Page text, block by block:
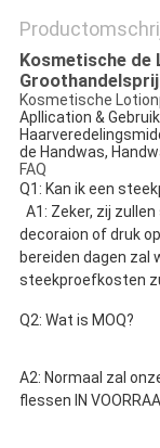
Kosmetische
Kosmetische
Apllication &
de Handwas,
FAQ
Q1: Kan ik een
A1: Zeker, zij
decoraion of druk
bereiden dagen zal
steekproefkosten
Q2: Wat is MOQ?
A2: Normaal zal
flessen IN